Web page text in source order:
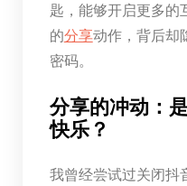
匙，能够开启更多的
的分享动作，背后却
密码。
分享的冲动：
快乐？
我曾经尝试过关闭抖